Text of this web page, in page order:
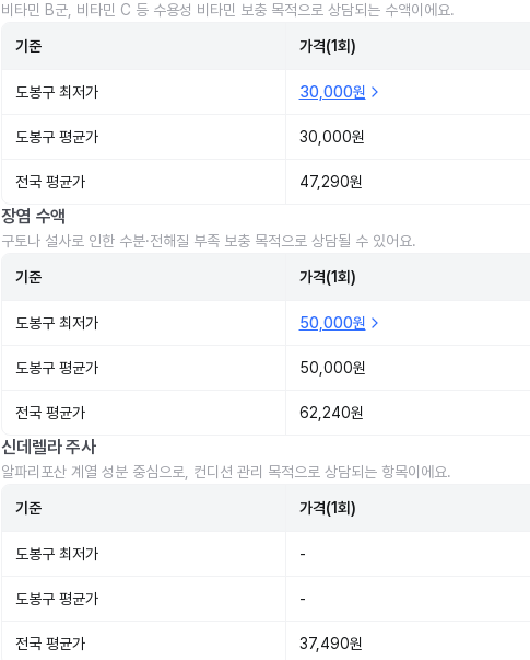
비타민 B군, 비타민 C 등 수용성 비타민 보충 목적으로 상담되는 수액이에요.
기준 가격(1회)
도봉구 최저가 30,000원
도봉구 평균가 30,000원
전국 평균가 47,290원
장염 수액
구토나 설사로 인한 수분·전해질 부족 보충 목적으로 상담될 수 있어요.
기준 가격(1회)
도봉구 최저가 50,000원
도봉구 평균가 50,000원
전국 평균가 62,240원
신데렐라 주사
알파리포산 계열 성분 중심으로, 컨디션 관리 목적으로 상담되는 항목이에요.
기준 가격(1회)
도봉구 최저가 -
도봉구 평균가 -
전국 평균가 37,490원